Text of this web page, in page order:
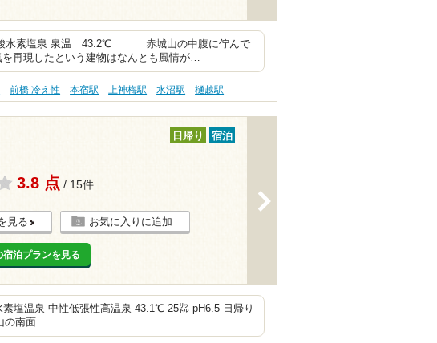
酸水素塩泉 泉温 43.2℃ 赤城山の中腹に佇んで
再現したという建物はなんとも風情が…
前橋 冷え性 本宿駅 上神梅駅 水沼駅 樋越駅
日帰り 宿泊
3.8 点 / 15件
見る お気に入りに追加
泊プランを見る
塩温泉 中性低張性高温泉 43.1℃ 25㍑ pH6.5 日帰り
の南面…